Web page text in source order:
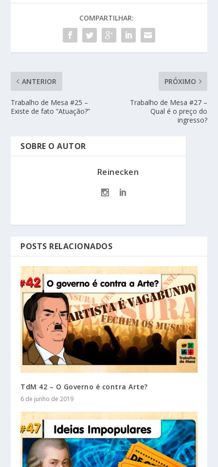
COMPARTILHAR:
ANTERIOR
Trabalho de Mesa #25 –
Existe de fato “Atuação?”
PRÓXIMO
Trabalho de Mesa #27 –
Qual é o preço do
ingresso?
SOBRE O AUTOR
Reinecken
POSTS RELACIONADOS
TdM 42 – O Governo é contra Arte?
6 de junho de 2019